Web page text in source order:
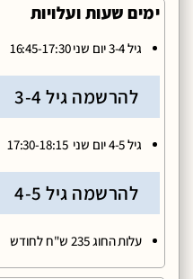
ימים שעות ועלויות
גיל 3-4 יום שני 16:45-17:30
להרשמה גיל 3-4
גיל 4-5 יום שני 17:30-18:15
להרשמה גיל 4-5
עלות החוג 235 ש"ח לחודש